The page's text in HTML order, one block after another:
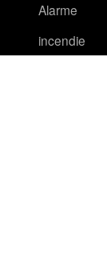
Alarme
incendie